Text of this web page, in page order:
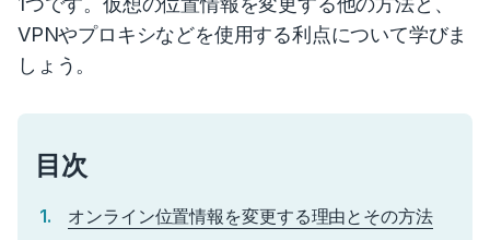
VPNやプロキシなどを使用する利点について学びま
しょう。
目次
オンライン位置情報を変更する理由とその方法